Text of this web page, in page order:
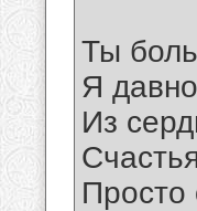
Ты
Я
Из
Просто